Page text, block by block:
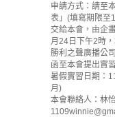
申請方式：請至
表」(填寫期限至
交給本會，由企
月24日下午2時
勝利之聲廣播公
函至本會提出實
暑假實習日期：
月)
本會聯絡人：林